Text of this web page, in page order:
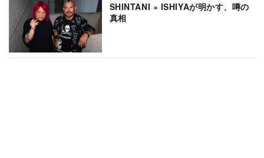
SHINTANI × ISHIYAが明かす、噂の
真相